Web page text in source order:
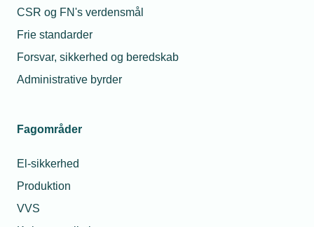
CSR og FN's verdensmål
Frie standarder
Forsvar, sikkerhed og beredskab
Administrative byrder
Fagområder
El-sikkerhed
Produktion
VVS
afgørende for kundens muligheder for tilskud. Derfor er det
vigtigt, at man har styr på det basale, når fakturaen skal
udarbejdes. Se med her og bliv klogere.